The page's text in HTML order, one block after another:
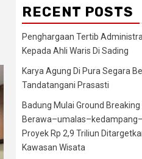
RECENT POSTS
Penghargaan Tertib
Kepada Ahli Waris Di Sading
Karya Agung Di Pura Segara
Tandatangani Prasasti
Badung Mulai Ground
Proyek Rp 2,9 Triliun
Kawasan Wisata